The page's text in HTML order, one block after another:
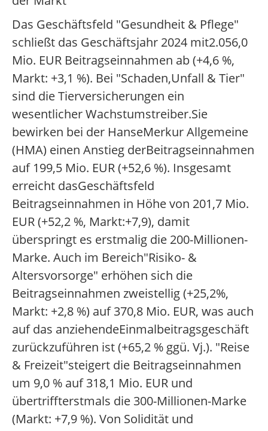
Das Geschäftsfeld "Gesundheit & Pflege"
schließt das Geschäftsjahr 2024 mit2.056,0
Mio. EUR Beitragseinnahmen ab (+4,6 %,
Markt: +3,1 %). Bei "Schaden,Unfall & Tier"
sind die Tierversicherungen ein
wesentlicher Wachstumstreiber.Sie
bewirken bei der HanseMerkur Allgemeine
(HMA) einen Anstieg derBeitragseinnahmen
auf 199,5 Mio. EUR (+52,6 %). Insgesamt
erreicht dasGeschäftsfeld
Beitragseinnahmen in Höhe von 201,7 Mio.
EUR (+52,2 %, Markt:+7,9), damit
überspringt es erstmalig die 200-Millionen-
Marke. Auch im Bereich"Risiko- &
Altersvorsorge" erhöhen sich die
Beitragseinnahmen zweistellig (+25,2%,
Markt: +2,8 %) auf 370,8 Mio. EUR, was auch
auf das anziehendeEinmalbeitragsgeschäft
zurückzuführen ist (+65,2 % ggü. Vj.). "Reise
& Freizeit"steigert die Beitragseinnahmen
um 9,0 % auf 318,1 Mio. EUR und
übertriffterstmals die 300-Millionen-Marke
(Markt: +7,9 %). Von Solidität und